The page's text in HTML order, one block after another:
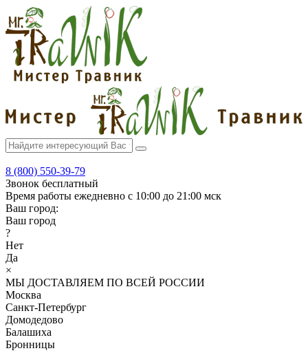
8 (800) 550-39-79
Звонок бесплатный
Время работы ежедневно с 10:00 до 21:00 мск
Ваш город:
Ваш город
?
Нет
Да
×
МЫ ДОСТАВЛЯЕМ ПО ВСЕЙ РОССИИ
Москва
Санкт-Петербург
Домодедово
Балашиха
Бронницы